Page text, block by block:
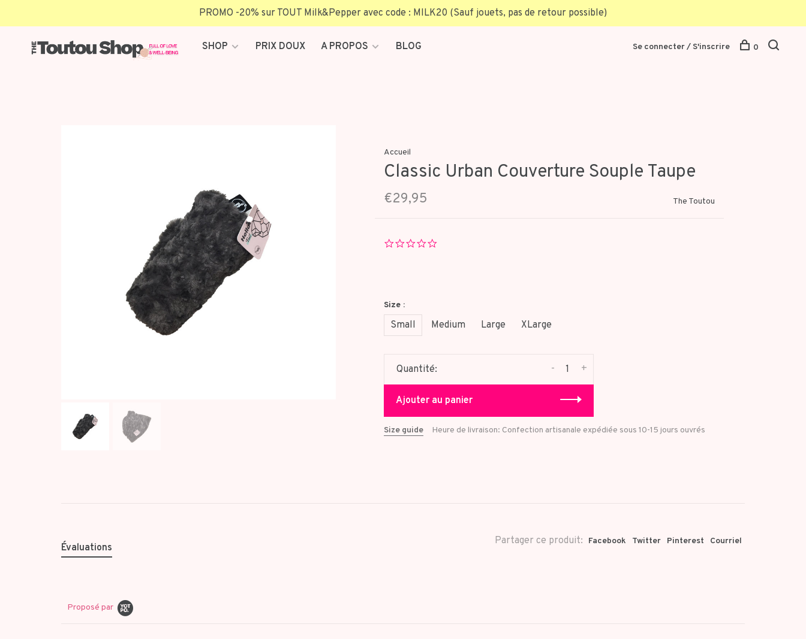
PROMO -20% sur TOUT Milk&Pepper avec code : MILK20 (Sauf jouets, pas de retour possible)
SHOP PRIX DOUX A PROPOS BLOG Se connecter / S'inscrire 0
Accueil
Classic Urban Couverture Souple Taupe
€29,95 The Toutou
0.0
Size :
Small Medium Large XLarge
Quantité: +
-
Ajouter au panier
Size guide Heure de livraison: Confection artisanale expédiée sous 10-15 jours ouvrés
Partager ce produit: Facebook Twitter Pinterest Courriel
Évaluations
Proposé par